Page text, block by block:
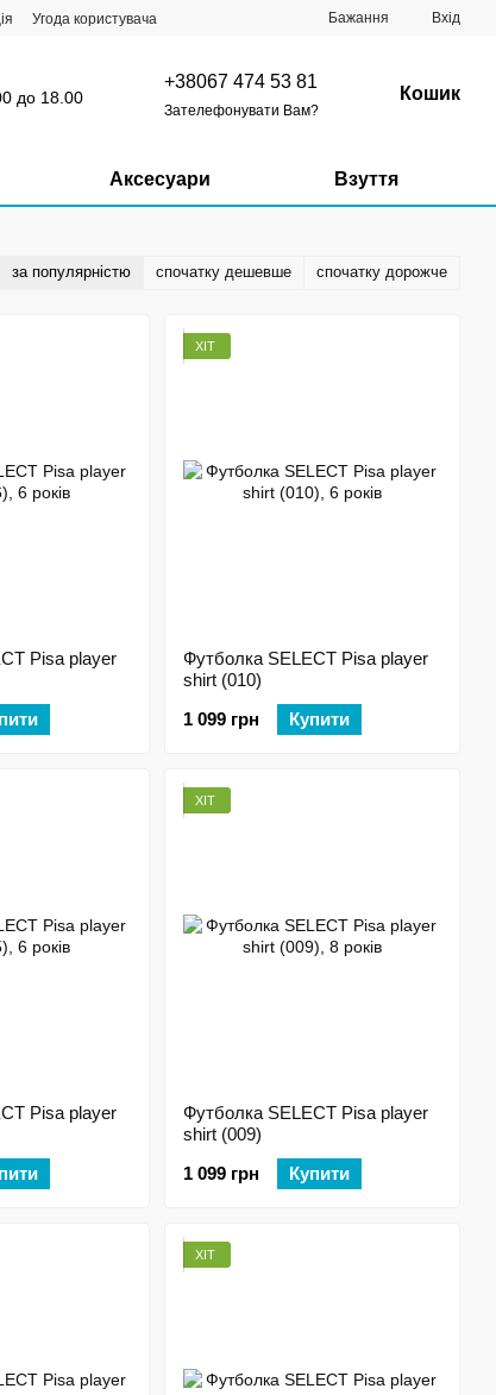
Угода користувача Бажання Вхід
до 18.00
+38067 474 53 81
Зателефонувати Вам?
Кошик
Аксесуари Взуття
за популярністю спочатку дешевше спочатку дорожче
Pisa player
ХІТ
Футболка SELECT Pisa player
shirt (010)
1 099 грн
Купити
Pisa player
ХІТ
Футболка SELECT Pisa player
shirt (009)
1 099 грн
Купити
ХІТ